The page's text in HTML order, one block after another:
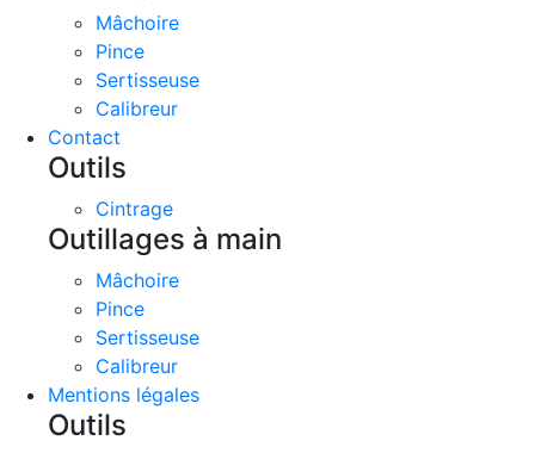
Mâchoire
Pince
Sertisseuse
Calibreur
Contact
Outils
Cintrage
Outillages à main
Mâchoire
Pince
Sertisseuse
Calibreur
Mentions légales
Outils